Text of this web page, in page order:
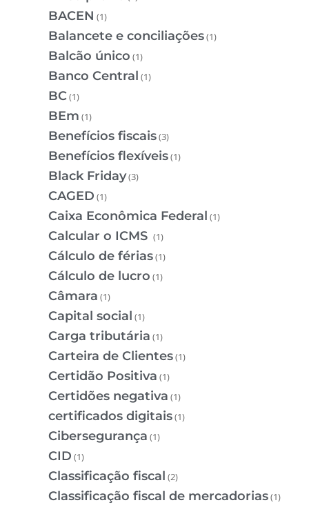
BACEN (1)
Balancete e conciliações(1)
Balcão único (1)
Banco Central (1)
BC(1)
BEm (1)
Benefícios fiscais(3)
Benefícios flexíveis(1)
Black Friday(3)
CAGED (1)
Caixa Econômica Federal (1)
Calcular o ICMS (1)
Cálculo de férias(1)
Cálculo de lucro (1)
Câmara (1)
Capital social (1)
Carga tributária (1)
Carteira de Clientes(1)
Certidão Positiva (1)
Certidões negativa (1)
certificados digitais(1)
Cibersegurança (1)
CID (1)
Classificação fiscal (2)
Classificação fiscal de mercadorias(1)